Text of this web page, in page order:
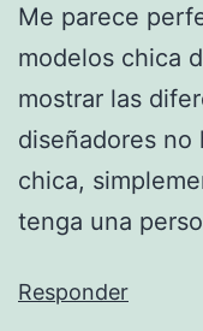
Me parece
modelos chica
mostrar las
diseñadores
chica,
tenga una
Responder